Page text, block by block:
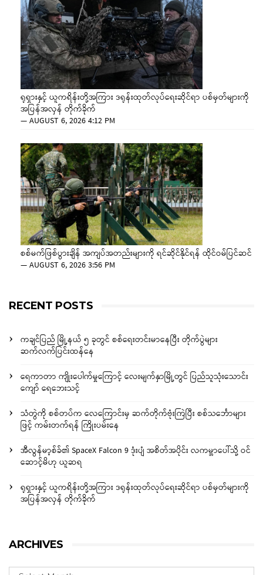
ရုရှားနှင့် ယူကရိန်းတို့အကြား ဒရုန်းထုတ်လုပ်ရေးဆိုင်ရာ ပစ်မှတ်များကို
အပြန်အလှန် တိုက်ခိုက်
—AUGUST 6, 2026 4:12 PM
စစ်မက်ဖြစ်ပွားချိန် အကျပ်အတည်းများကို ရင်ဆိုင်နိုင်ရန် ထိုင်ဝမ်ပြင်ဆင်
—AUGUST 6, 2026 3:56 PM
RECENT POSTS
ကချင်ပြည် မြို့နယ် ၅ ခုတွင် စစ်ရေးတင်းမာနေပြီး တိုက်ပွဲများ
ဆက်လက်ပြင်းထန်နေ
ရေကာတာ ကျိုးပေါက်မှုကြောင့် လေးမျက်နှာမြို့တွင် ပြည်သူသုံးသောင်း
ကျော် ရေဘေးသင့်
သံတွဲကို စစ်တပ်က လေကြောင်းမှ ဆက်တိုက်ဗုံးကြဲပြီး စစ်သင်္ဘောများ
ဖြင့် ကမ်းတက်ရန် ကြိုးပမ်းနေ
အီလွန်မာ့စ်ခ်၏ SpaceX Falcon 9 ဒုံးပျံ အစိတ်အပိုင်း လကမ္ဘာပေါ်သို့ ဝင်
ဆောင့်မိဟု ယူဆရ
ရုရှားနှင့် ယူကရိန်းတို့အကြား ဒရုန်းထုတ်လုပ်ရေးဆိုင်ရာ ပစ်မှတ်များကို
အပြန်အလှန် တိုက်ခိုက်
ARCHIVES